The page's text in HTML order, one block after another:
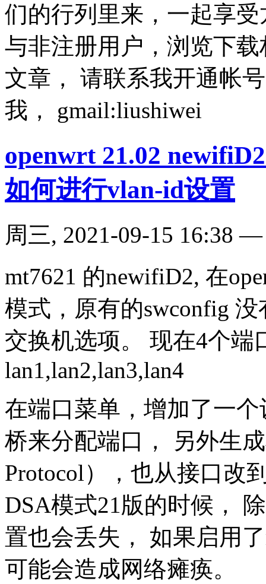
们的行列里来，一起享
与非注册用户，浏览下
文章， 请联系我开通帐
我， gmail:liushiwei
openwrt 21.02
如何进行vlan-id设置
周三, 2021-09-15 16:38
mt7621 的newifiD2, 在
模式，原有的swconfig
交换机选项。 现在4个端
lan1,lan2,lan3,lan4
在端口菜单，增加了一
桥来分配端口， 另外生
Protocol），也从接口改
DSA模式21版的时候，
置也会丢失， 如果启用
可能会造成网络瘫痪。